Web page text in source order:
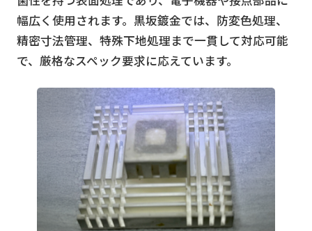
幅広く使用されます。黒坂鍍金では、防変色処理、
精密寸法管理、特殊下地処理まで一貫して対応可能
で、厳格なスペック要求に応えています。